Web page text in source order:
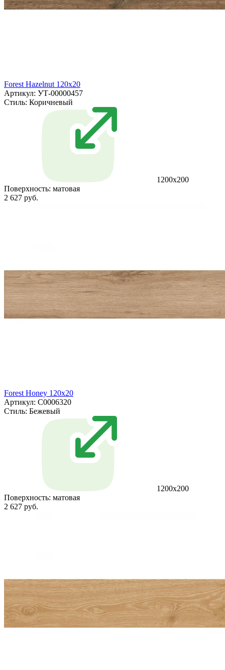
Forest Hazelnut 120x20
Артикул: УТ-00000457
Стиль: Коричневый
1200x200
Поверхность: матовая
2 627 руб.
Forest Honey 120x20
Артикул: С0006320
Стиль: Бежевый
1200x200
Поверхность: матовая
2 627 руб.